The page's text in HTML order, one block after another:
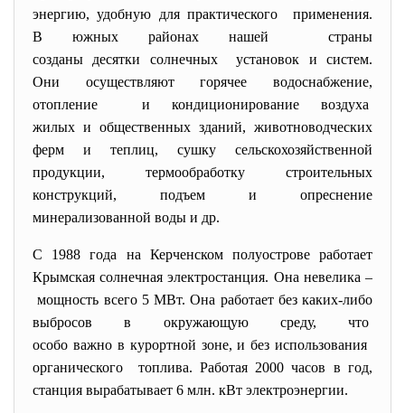
энергию, удобную для практического применения.
В южных районах нашей страны
созданы десятки солнечных установок и систем.
Они осуществляют горячее водоснабжение,
отопление и кондиционирование воздуха
жилых и общественных зданий, животноводческих
ферм и теплиц, сушку сельскохозяйственной
продукции, термообработку строительных
конструкций, подъем и опреснение
минерализованной воды и др.
С 1988 года на Керченском полуострове работает
Крымская солнечная электростанция. Она невелика –
мощность всего 5 МВт. Она работает без каких-либо
выбросов в окружающую среду, что
особо важно в курортной зоне, и без использования
органического топлива. Работая 2000 часов в год,
станция вырабатывает 6 млн. кВт электроэнергии.